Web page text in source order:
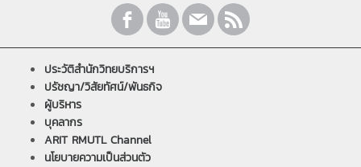
ประวัติสำนักวิทยบริการฯ
ปรัชญา/วิสัยทัศน์/พันธกิจ
ผู้บริหาร
บุคลากร
ARIT RMUTL Channel
นโยบายความเป็นส่วนตัว